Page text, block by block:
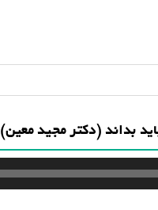
بداند (دکتر مجید معین)